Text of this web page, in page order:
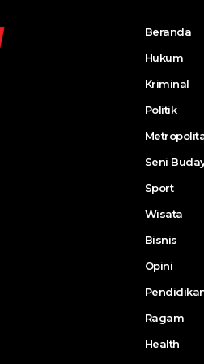
Beranda
Hukum
Kriminal
Politik
Seni
Sport
Wisata
Bisnis
Opini
Ragam
Health